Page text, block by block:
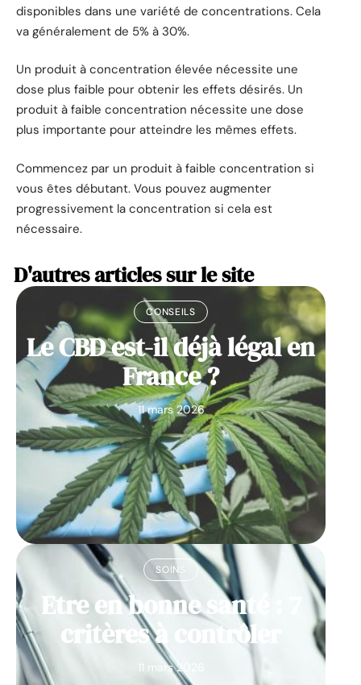
disponibles dans une variété de concentrations. Cela
va généralement de 5% à 30%.
Un produit à concentration élevée nécessite une
dose plus faible pour obtenir les effets désirés. Un
produit à faible concentration nécessite une dose
plus importante pour atteindre les mêmes effets.
Commencez par un produit à faible concentration si
vous êtes débutant. Vous pouvez augmenter
progressivement la concentration si cela est
nécessaire.
D'autres articles sur le site
CONSEILS
Le CBD est-il déjà légal en
France ?
11 mars 2026
SOINS
Etre en bonne santé : 7
critères à contrôler
11 mars 2026